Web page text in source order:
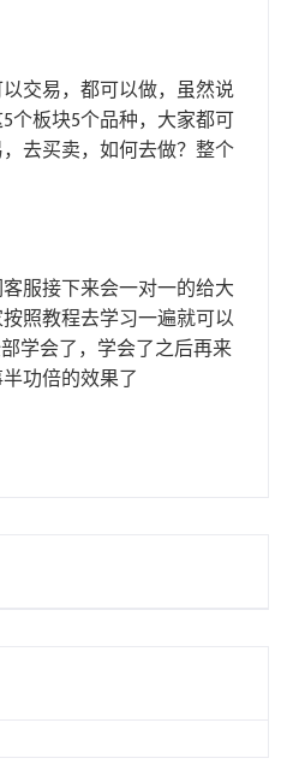
交易，都可以做，虽然说
个板块5个品种，大家都可
去买卖，如何去做？整个
服接下来会一对一的给大
照教程去学习一遍就可以
学会了，学会了之后再来
功倍的效果了